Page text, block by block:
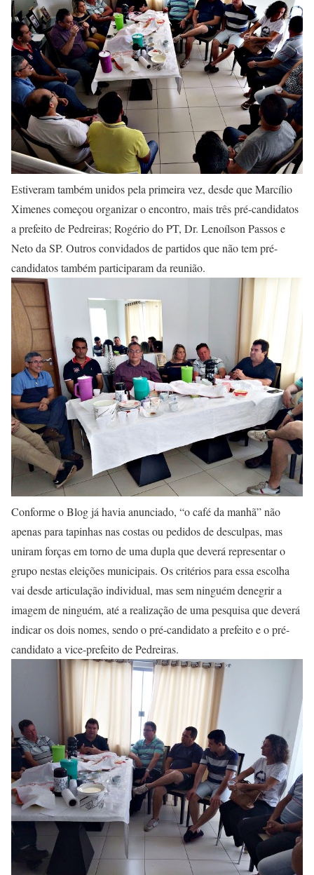
Estiveram também unidos pela primeira vez, desde que Marcílio
Ximenes começou organizar o encontro, mais três pré-candidatos
a prefeito de Pedreiras; Rogério do PT, Dr. Lenoílson Passos e
Neto da SP. Outros convidados de partidos que não tem pré-
candidatos também participaram da reunião.
Conforme o Blog já havia anunciado, “o café da manhã” não
apenas para tapinhas nas costas ou pedidos de desculpas, mas
uniram forças em torno de uma dupla que deverá representar o
grupo nestas eleições municipais. Os critérios para essa escolha
vai desde articulação individual, mas sem ninguém denegrir a
imagem de ninguém, até a realização de uma pesquisa que deverá
indicar os dois nomes, sendo o pré-candidato a prefeito e o pré-
candidato a vice-prefeito de Pedreiras.